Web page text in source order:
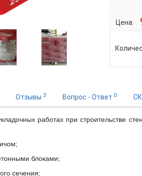
Цена:
Отзывы 3 Вопрос - Ответ 0
работах при строительстве
блоками;
сечения;